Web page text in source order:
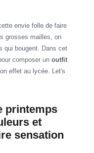
envie folle de faire
grosses mailles, on
qui bougent. Dans cet
composer un outfit
effet au lycée. Let's
printemps
et
sensation